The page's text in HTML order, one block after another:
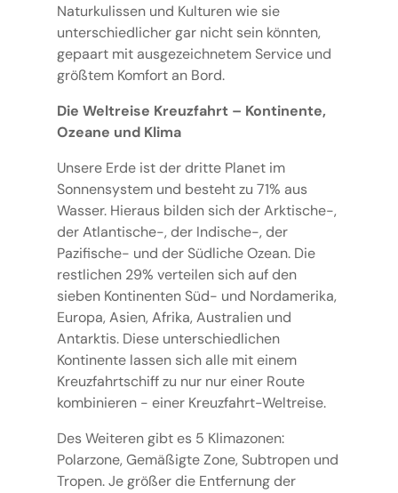
Naturkulissen und Kulturen wie sie
unterschiedlicher gar nicht sein könnten,
gepaart mit ausgezeichnetem Service und
größtem Komfort an Bord.
Die Weltreise Kreuzfahrt – Kontinente,
Ozeane und Klima
Unsere Erde ist der dritte Planet im
Sonnensystem und besteht zu 71% aus
Wasser. Hieraus bilden sich der Arktische-,
der Atlantische-, der Indische-, der
Pazifische- und der Südliche Ozean. Die
restlichen 29% verteilen sich auf den
sieben Kontinenten Süd- und Nordamerika,
Europa, Asien, Afrika, Australien und
Antarktis. Diese unterschiedlichen
Kontinente lassen sich alle mit einem
Kreuzfahrtschiff zu nur nur einer Route
kombinieren - einer Kreuzfahrt-Weltreise.
Des Weiteren gibt es 5 Klimazonen:
Polarzone, Gemäßigte Zone, Subtropen und
Tropen. Je größer die Entfernung der